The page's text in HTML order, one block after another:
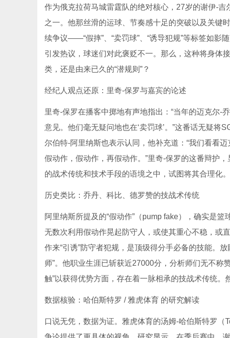
作为俄克拉荷马城雷霆队的绝对核心，27岁的谢伊-
之一。他那丝滑的运球、节奏感十足的突破以及关键
续争议——“假摔”、“卖罚球”、“诱导犯规”等标签如影
引发热议，球迷们对此褒贬不一。那么，这种将身体
类，还是由来已久的“潜规则”？
经纪人观点还原：里奇-保罗与嘉宾的论述
里奇-保罗在播客中掷地有声地指出：“当年的迈克尔-
意见。他们毫无疑问地也在‘卖罚球’。”这番话无疑
尔伯特-阿里纳斯也表示认同，他补充道：“我们看看
假动作，假动作，再假动作。”里奇-保罗的这番辩护
的战术传统和技术手段的语境之中，试图将其合理化。
历史类比：乔丹、科比、德罗赞的技战术传统
阿里纳斯所提及的“假动作”（pump fake），确实是
无数次利用假动作晃起防守人，或使其重心不稳，或
作来“引诱”防守者犯规，是顶级得分手必备的技能。
师”。他职业生涯已斩获近27000分，分析师们无不称
触”以获得优势方面，存在着一脉相承的技战术传统。
数据核验：哈伯斯特罗 / 雅虎体育 的研究解读
口说无凭，数据为证。雅虎体育的汤姆-哈伯斯特罗（